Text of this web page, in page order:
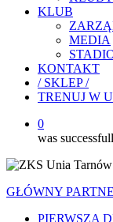
KLUB
MEDIA
KONTAKT
/ SKLEP /
TRENUJ W
0
was
GŁÓWNY
PIERWSZA